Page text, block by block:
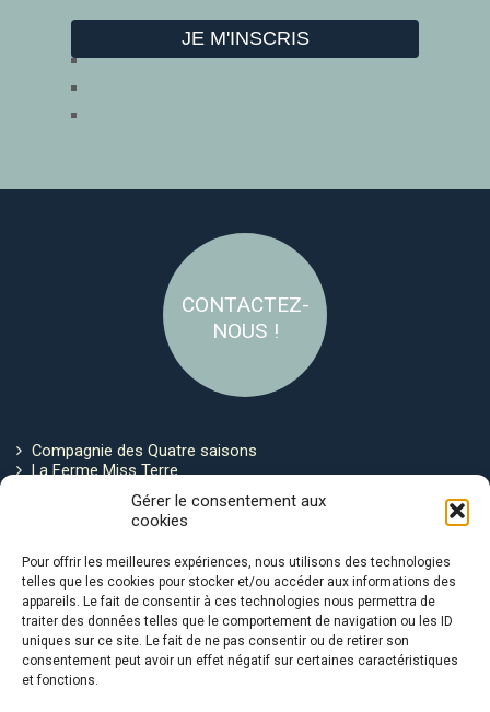
Gérer le consentement aux
cookies
Pour offrir les meilleures expériences, nous utilisons des technologies
telles que les cookies pour stocker et/ou accéder aux informations des
appareils. Le fait de consentir à ces technologies nous permettra de
traiter des données telles que le comportement de navigation ou les ID
uniques sur ce site. Le fait de ne pas consentir ou de retirer son
consentement peut avoir un effet négatif sur certaines caractéristiques
et fonctions.
CONTACTEZ-
NOUS !
Compagnie des Quatre saisons
La Ferme Miss Terre
Politique de cookies